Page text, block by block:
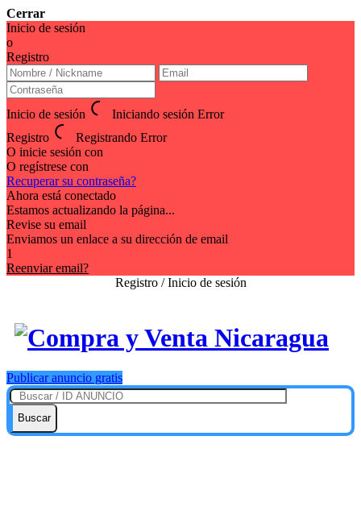
Cerrar
Inicio de sesión
o
Registro
Inicio de sesión Iniciando sesión Error
Registro
Registrando Error
O inicie sesión con
O regístrese con
Recuperar su contraseña?
Ahora está conectado
Estamos actualizando la página...
Revise su email
Enviamos un enlace a su dirección de email
1
Reenviar email?
Registro / Inicio de sesión
Publicar anuncio gratis
Buscar